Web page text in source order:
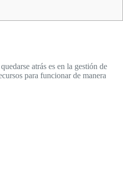
atrás es en la gestión de
para funcionar de manera